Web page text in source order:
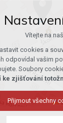
Vítejte na
cookies a
odpovídal vašim
Soubory
ke zjišťování
Přijmout všechny